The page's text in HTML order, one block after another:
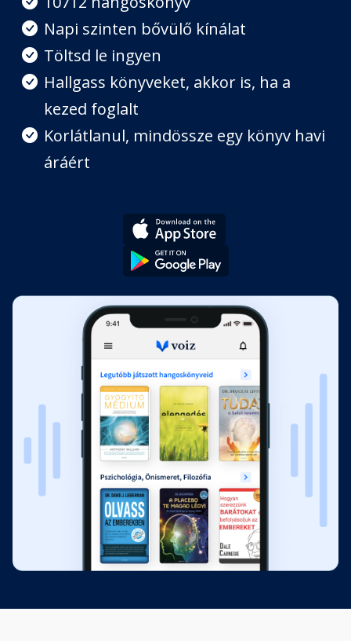
Fejezet hossza: 00:10:48
9.
Fejezet hossza: 00:10:06
Fejezet hossza: 00:09:07
Fejezet hossza: 00:12:58
Fejezet hossza: 00:11:08
Fejezet hossza: 00:07:06
Napi szinten bővülő kínálat
Töltsd le ingyen
Hallgass könyveket, akkor is, ha a
kezed foglalt
Korlátlanul, mindössze egy könyv havi
áráért